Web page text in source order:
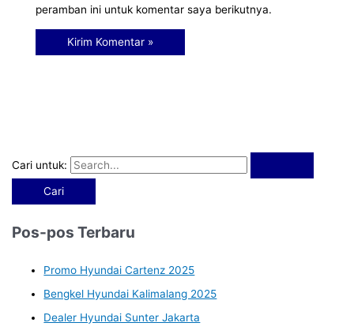
Cari untuk:
Pos-pos Terbaru
Promo Hyundai Cartenz 2025
Bengkel Hyundai Kalimalang 2025
Dealer Hyundai Sunter Jakarta
peramban ini untuk komentar saya berikutnya.